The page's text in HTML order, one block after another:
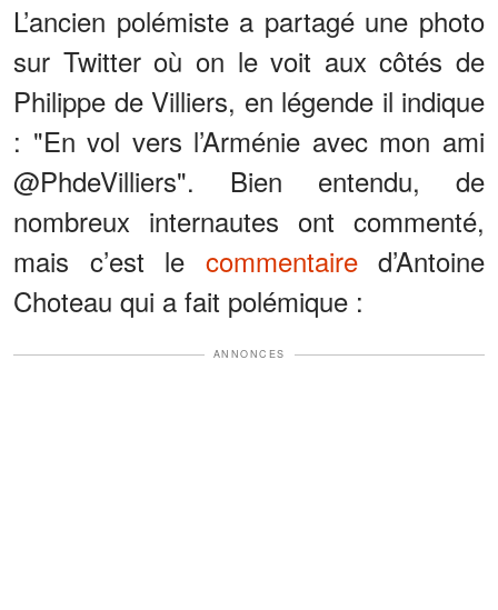
L’ancien polémiste a partagé une photo
sur Twitter où on le voit aux côtés de
Philippe de Villiers, en légende il indique
: "En vol vers l’Arménie avec mon ami
@PhdeVilliers". Bien entendu, de
nombreux internautes ont commenté,
mais c’est le commentaired’Antoine
Choteau qui a fait polémique :
ANNONCES